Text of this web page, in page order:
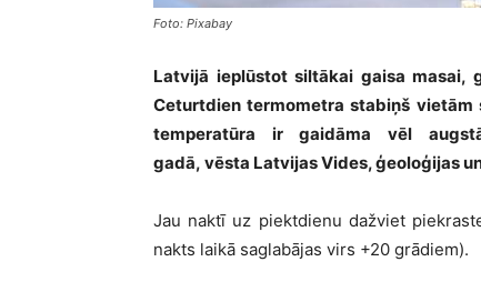
Foto: Pixabay
Latvijā ieplūstot siltākai gaisa masai,
Ceturtdien termometra stabiņš
temperatūra ir gaidāma vēl
gadā, vēsta Latvijas Vides, ģeoloģijas
Jau naktī uz piektdienu dažviet
nakts laikā saglabājas virs +20 grādiem).